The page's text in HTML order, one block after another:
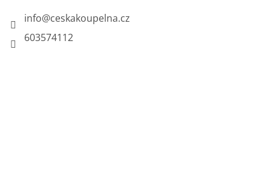
info@ceskakoupelna.cz
603574112